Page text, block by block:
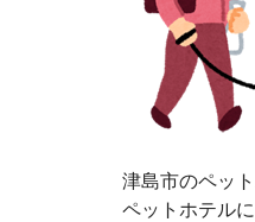
津島市のペッ
ペットホテル